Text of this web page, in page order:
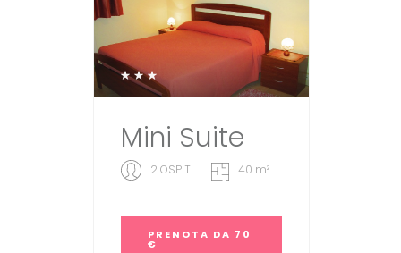
Mini Suite
2 OSPITI 40 m²
PRENOTA DA 70
€